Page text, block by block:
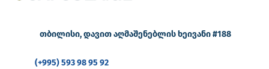
თბილისი, დავით აღმაშენებლის ხეივანი #188
(+995) 593 98 95 92